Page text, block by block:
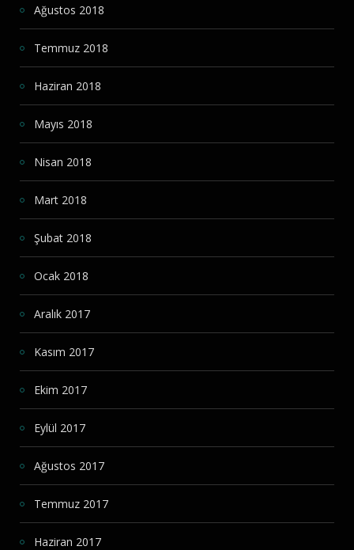
Ağustos 2018
Temmuz 2018
Haziran 2018
Mayıs 2018
Nisan 2018
Mart 2018
Şubat 2018
Ocak 2018
Aralık 2017
Kasım 2017
Ekim 2017
Eylül 2017
Ağustos 2017
Temmuz 2017
Haziran 2017